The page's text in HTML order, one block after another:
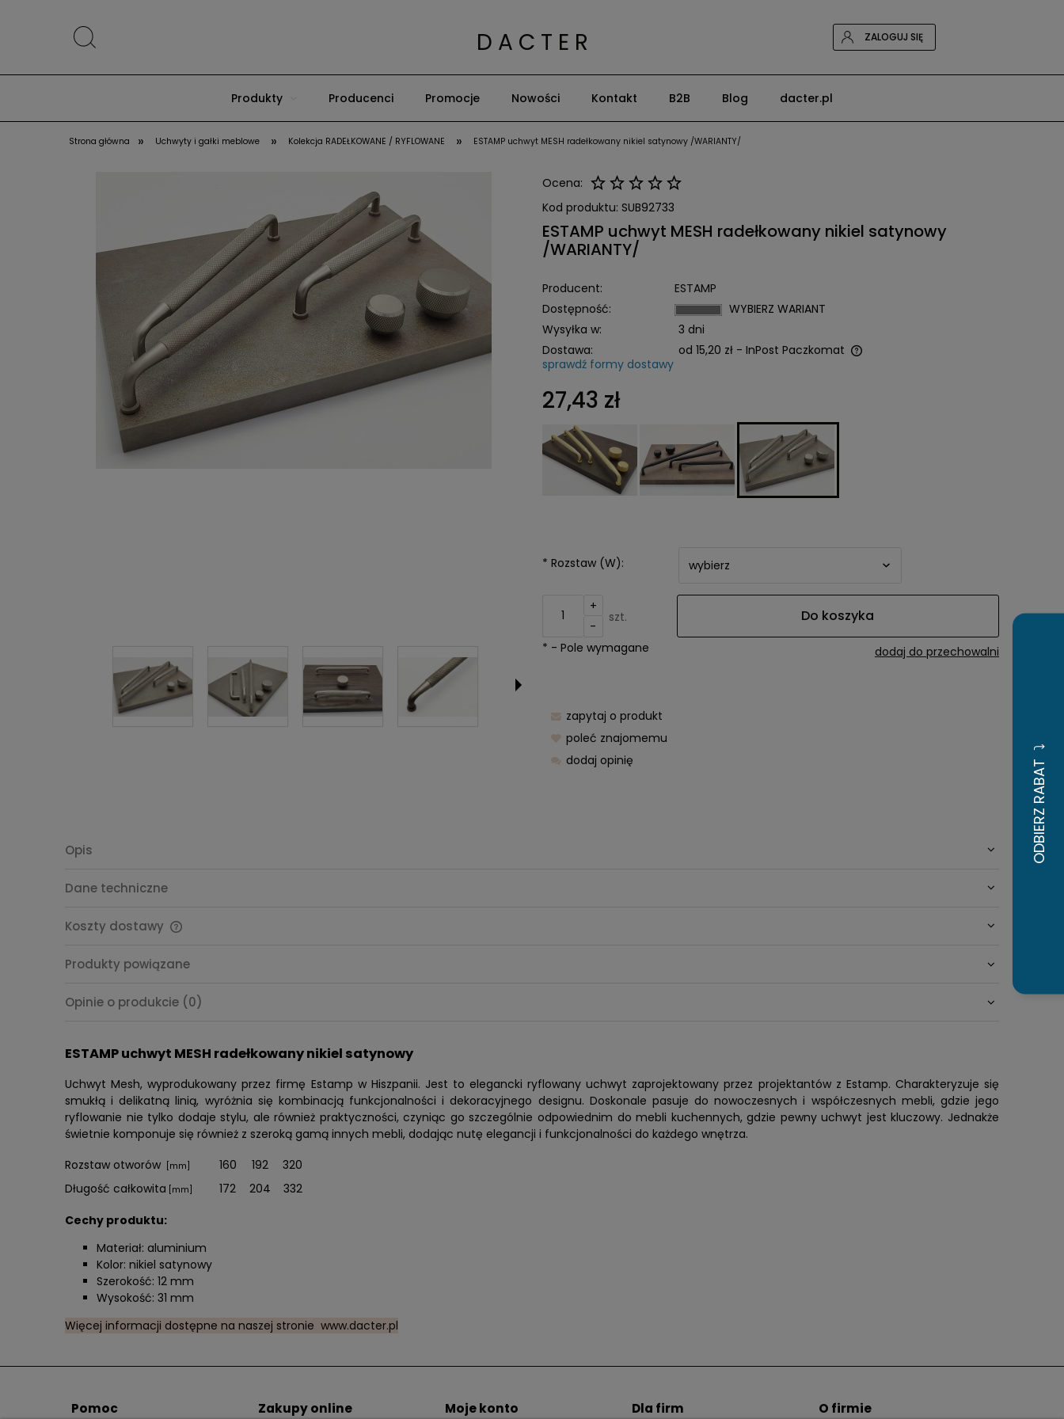
D A C T E R ZALOGUJ SIĘ
Produkty Producenci Promocje Nowości Kontakt B2B Blog dacter.pl
Strona główna » Uchwyty i gałki meblowe » Kolekcja RADEŁKOWANE / RYFLOWANE » ESTAMP uchwyt MESH radełkowany nikiel satynowy /WARIANTY/
Ocena:
Kod produktu: SUB92733
ESTAMP uchwyt MESH radełkowany nikiel satynowy
/WARIANTY/
Producent:
ESTAMP
Dostępność:
WYBIERZ WARIANT
Wysyłka w:
3 dni
Dostawa:
od 15,20 zł - InPost Paczkomat
sprawdź formy dostawy
27,43 zł
* Rozstaw (W):
+
-
szt. Do koszyka
dodaj do przechowalni
* - Pole wymagane
zapytaj o produkt
poleć znajomemu
dodaj opinię
Opis
Dane techniczne
Koszty dostawy
Cena nie zawiera ewentualnych
Produkty powiązane
Opinie o produkcie (0)
ESTAMP uchwyt MESH radełkowany nikiel satynowy
Uchwyt Mesh, wyprodukowany przez firmę Estamp w Hiszpanii. Jest to elegancki ryflowany uchwyt zaprojektowany przez projektantów z Estamp. Charakteryzuje się
smukłą i delikatną linią, wyróżnia się kombinacją funkcjonalności i dekoracyjnego designu. Doskonale pasuje do nowoczesnych i współczesnych mebli, gdzie jego
ryflowanie nie tylko dodaje stylu, ale również praktyczności, czyniąc go szczególnie odpowiednim do mebli kuchennych, gdzie pewny uchwyt jest kluczowy. Jednakże
świetnie komponuje się również z szeroką gamą innych mebli, dodając nutę elegancji i funkcjonalności do każdego wnętrza.
Rozstaw otworów
[mm] 160 192
320
Długość całkowita [mm] 172 204
332
Cechy produktu:
Materiał: aluminium
Kolor: nikiel satynowy
Szerokość: 12 mm
Wysokość: 31 mm
Więcej informacji dostępne na naszej stronie www.dacter.pl
Pomoc Zakupy online Moje konto Dla firm O firmie